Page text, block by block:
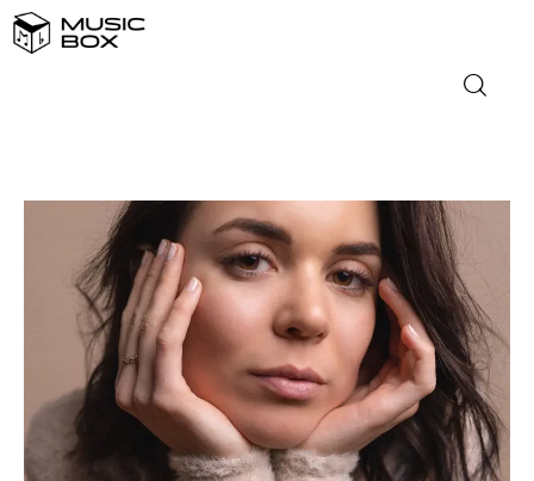
DOMAĆA GLAZBA
STRANA GLAZBA
FILM
MUSIC BOX